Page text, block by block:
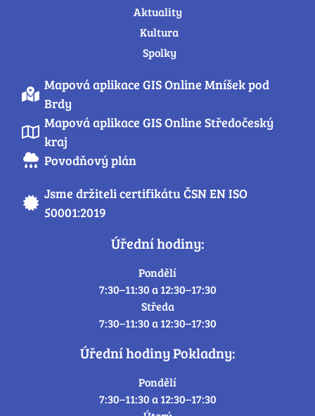
Aktuality
Kultura
Spolky
Mapová aplikace GIS Online Mníšek pod
Brdy
Mapová aplikace GIS Online Středočeský
kraj
Povodňový plán
Jsme držiteli certifikátu ČSN EN ISO
50001:2019
Úřední hodiny:
Pondělí
7:30–11:30 a 12:30–17:30
Středa
7:30–11:30 a 12:30–17:30
Úřední hodiny Pokladny:
Pondělí
7:30–11:30 a 12:30–17:30